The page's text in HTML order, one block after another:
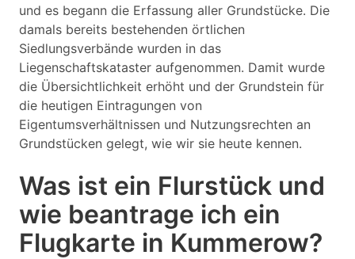
und es begann die Erfassung aller Grundstücke. Die
damals bereits bestehenden örtlichen
Siedlungsverbände wurden in das
Liegenschaftskataster aufgenommen. Damit wurde
die Übersichtlichkeit erhöht und der Grundstein für
die heutigen Eintragungen von
Eigentumsverhältnissen und Nutzungsrechten an
Grundstücken gelegt, wie wir sie heute kennen.
Was ist ein Flurstück und
wie beantrage ich ein
Flugkarte in Kummerow?